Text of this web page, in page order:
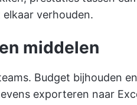
verhouden.
middelen
Budget bijhouden
exporteren naar